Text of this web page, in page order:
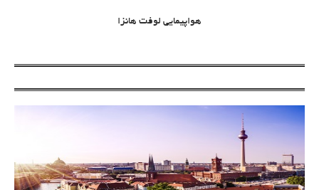
هواپیمایی لوفت هانزا